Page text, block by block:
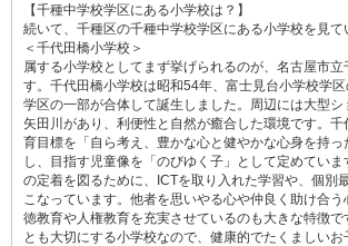
【千種中学校学区にある小学校は？】
続いて、千種区の千種中学校学区にある小学校を見て
＜千代田橋小学校＞
属する小学校としてまず挙げられるのが、名古屋市
す。千代田橋小学校は昭和54年、富士見台小学校学
学区の一部が合体して誕生しました。周辺には大型
矢田川があり、利便性と自然が癒合した環境です。
育目標を「自ら考え、豊かな心と健やかな心身を持っ
し、目指す児童像を「のびゆく子」として定めてい
の定着を図るために、ICTを取り入れた学習や、個別
こなっています。他者を思いやる心や仲良く助け合
徳教育や人権教育を充実させているのも大きな特徴で
とも大切にする小学校なので、健康的でたくましい